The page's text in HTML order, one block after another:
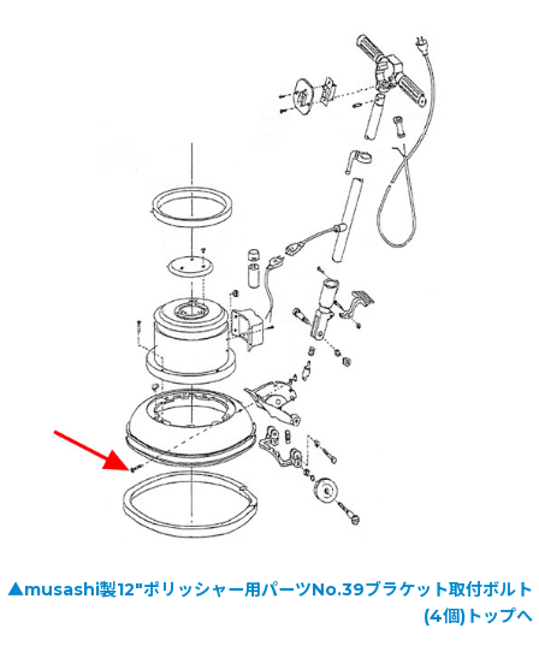
▲musashi製12"ポリッシャー用パーツNo.39ブラケット取付ボルト
(4個)トップへ